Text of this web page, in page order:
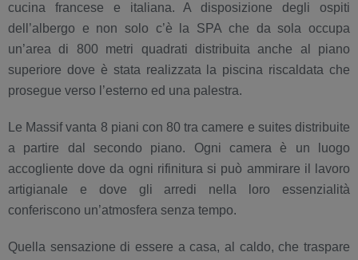
cucina francese e italiana. A disposizione degli ospiti
dell’albergo e non solo c’è la SPA che da sola occupa
un’area di 800 metri quadrati distribuita anche al piano
superiore dove è stata realizzata la piscina riscaldata che
prosegue verso l’esterno ed una palestra.
Le Massif vanta 8 piani con 80 tra camere e suites distribuite
a partire dal secondo piano. Ogni camera è un luogo
accogliente dove da ogni rifinitura si può ammirare il lavoro
artigianale e dove gli arredi nella loro essenzialità
conferiscono un’atmosfera senza tempo.
Quella sensazione di essere a casa, al caldo, che traspare